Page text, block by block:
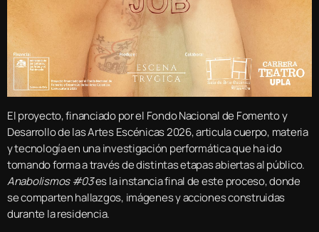
El proyecto, financiado por el Fondo Nacional de Fomento y
Desarrollo de las Artes Escénicas 2026, articula cuerpo, materia
y tecnología en una investigación performática que ha ido
tomando forma a través de distintas etapas abiertas al público.
Anabolismos #03es la instancia final de este proceso, donde
se comparten hallazgos, imágenes y acciones construidas
durante la residencia.